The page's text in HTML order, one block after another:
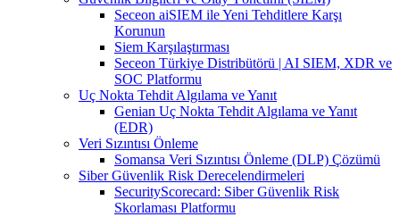
Seceon aiSIEM ile Yeni Tehditlere Karşı
Korunun
Siem Karşılaştırması
Seceon Türkiye Distribütörü | AI SIEM, XDR ve
SOC Platformu
Uç Nokta Tehdit Algılama ve Yanıt
Genian Uç Nokta Tehdit Algılama ve Yanıt
(EDR)
Veri Sızıntısı Önleme
Somansa Veri Sızıntısı Önleme (DLP) Çözümü
Siber Güvenlik Risk Derecelendirmeleri
SecurityScorecard: Siber Güvenlik Risk
Skorlaması Platformu